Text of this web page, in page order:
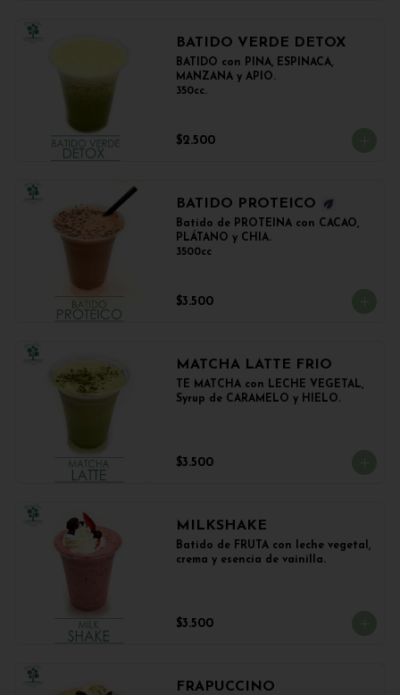
BATIDO VERDE DETOX
BATIDO con PIÑA, ESPINACA,
MANZANA y APIO.
350cc.
$2.500
BATIDO PROTEICO
Batido de PROTEINA con CACAO,
PLÁTANO y CHIA.
3500cc
$3.500
MATCHA LATTE FRIO
TÉ MATCHA con LECHE VEGETAL,
Syrup de CARAMELO y HIELO.
$3.500
MILKSHAKE
Batido de FRUTA con leche vegetal,
crema y esencia de vainilla.
$3.500
FRAPUCCINO